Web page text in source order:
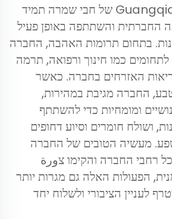
חברת הטכנולוגיה Guangqia של חבי שמרה תמיד
החברתית והשתתפה באופן פעיל
בתחום תרומות האהבה, החברה
כמו חינוך ורפואה, תרמה
האזרחים בחברה. כאשר
החברה מגיבת במהירות,
ומומחיות כדי להשתתף
ושולח חומרים וסיוע דחופים
מעשיה הטובים של החברה
רחבי החברה והקימו צورة
הפעולות האלה גם מגרות יותר
לעניין הציבורי ולשלוח יחד